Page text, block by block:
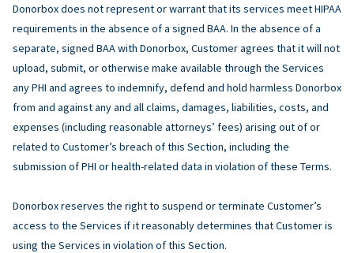
Donorbox does not represent or warrant that its services meet HIPAA
requirements in the absence of a signed BAA. In the absence of a
separate, signed BAA with Donorbox, Customer agrees that it will not
upload, submit, or otherwise make available through the Services
any PHI and agrees to indemnify, defend and hold harmless Donorbox
from and against any and all claims, damages, liabilities, costs, and
expenses (including reasonable attorneys’ fees) arising out of or
related to Customer’s breach of this Section, including the
submission of PHI or health-related data in violation of these Terms.
Donorbox reserves the right to suspend or terminate Customer’s
access to the Services if it reasonably determines that Customer is
using the Services in violation of this Section.